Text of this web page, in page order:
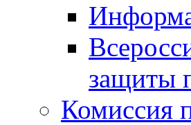
защиты
Комиссия